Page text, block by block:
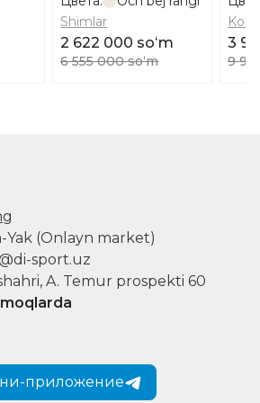
Shimlar
2 622 000 soʻm
6 555 000 soʻm
3
9
Yak (Onlayn market)
sport.uz
A. Temur prospekti 60
приложение